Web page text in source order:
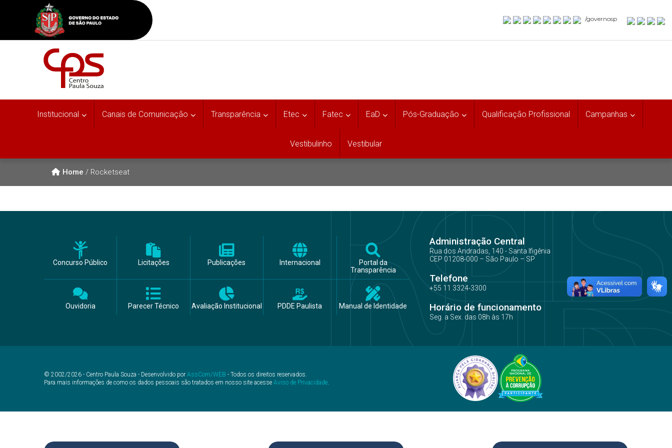
/governosp
Institucional Canais de Comunicação Transparência Etec Fatec EaD Pós-Graduação Qualificação Profissional Campanhas
Vestibulinho Vestibular
Home / Rocketseat
Concurso Público Licitações Publicações Internacional
Portal da
Transparência
Ouvidoria Parecer Técnico Avaliação Institucional PDDE Paulista Manual de Identidade
Administração Central
Rua dos Andradas, 140 - Santa Ifigênia
CEP 01208-000 – São Paulo – SP
Telefone
+55 11 3324-3300
Horário de funcionamento
Seg. a Sex. das 08h às 17h
© 2002/2026 - Centro Paula Souza - Desenvolvido por AssCom/WEB - Todos os direitos reservados.
Para mais informações de como os dados pessoais são tratados em nosso site acesse Aviso de Privacidade